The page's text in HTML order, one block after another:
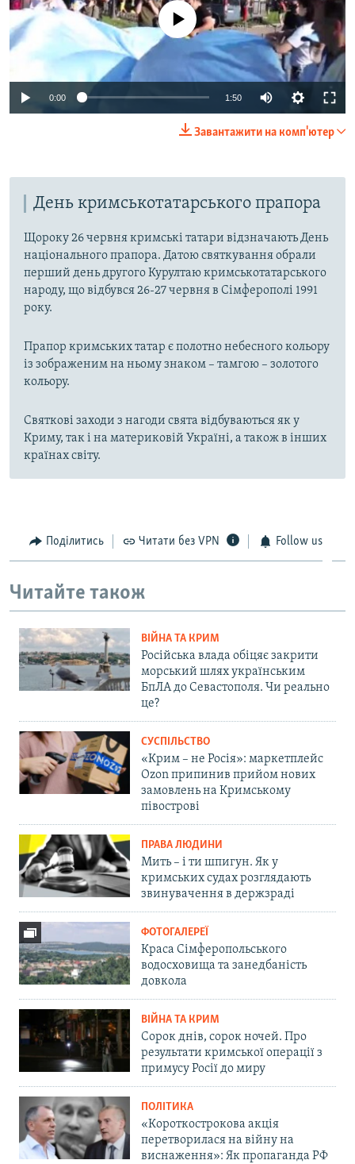
Auto 240p 360p 480p
No media source currently available
0:00 1:50
480p
720p
Завантажити на комп'ютер
День кримськотатарського прапора
Щороку 26 червня кримські татари відзначають День
національного прапора. Датою святкування обрали
перший день другого Курултаю кримськотатарського
народу, що відбувся 26-27 червня в Сімферополі 1991
року.
Прапор кримських татар є полотно небесного кольору
із зображеним на ньому знаком – тамгою – золотого
кольору.
Святкові заходи з нагоди свята відбуваються як у
Криму, так і на материковій Україні, а також в інших
країнах світу.
Поділитись Читати без VPN Follow us
Читайте також
ВІЙНА ТА КРИМ
Російська влада обіцяє закрити
морський шлях українським
БпЛА до Севастополя. Чи реально
це?
СУСПІЛЬСТВО
«Крим – не Росія»: маркетплейс
Ozon припинив прийом нових
замовлень на Кримському
півострові
ПРАВА ЛЮДИНИ
Мить – і ти шпигун. Як у
кримських судах розглядають
звинувачення в держзраді
ФОТОГАЛЕРЕЇ
Краса Сімферопольського
водосховища та занедбаність
довкола
ВІЙНА ТА КРИМ
Сорок днів, сорок ночей. Про
результати кримської операції з
примусу Росії до миру
ПОЛІТИКА
«Короткострокова акція
перетворилася на війну на
виснаження»: Як пропаганда РФ